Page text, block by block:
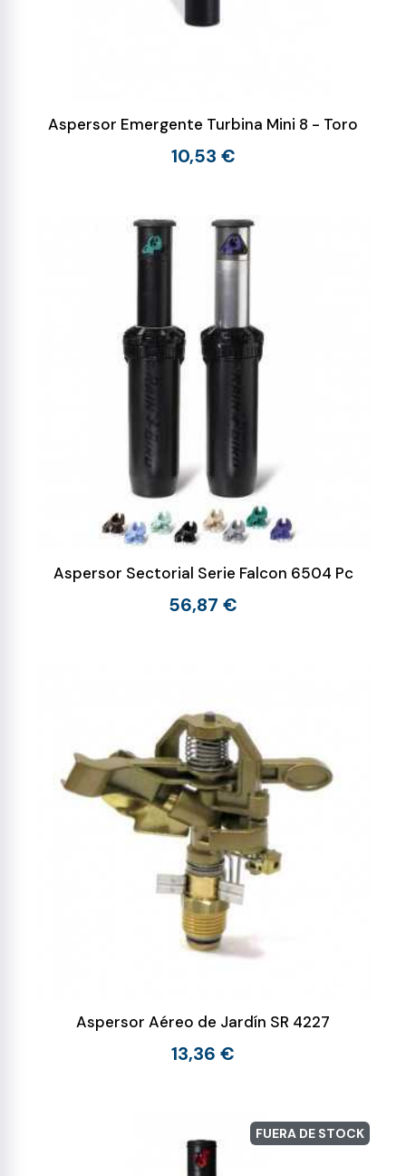
Aspersor Emergente Turbina Mini 8 - Toro
10,53 €
Aspersor Sectorial Serie Falcon 6504 Pc
56,87 €
Aspersor Aéreo de Jardín SR 4227
13,36 €
FUERA DE STOCK